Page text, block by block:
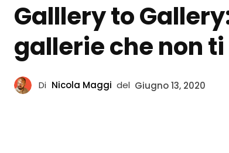
Galllery to
gallerie che non
Di Nicola Maggi del Giugno 13, 2020